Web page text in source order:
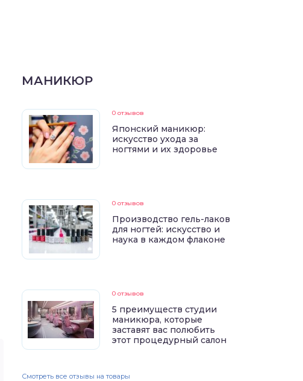
МАНИКЮР
0 отзывов
Японский маникюр:
искусство ухода за
ногтями и их здоровье
0 отзывов
Производство гель-лаков
для ногтей: искусство и
наука в каждом флаконе
0 отзывов
5 преимуществ студии
маникюра, которые
заставят вас полюбить
этот процедурный салон
Смотреть все отзывы на товары